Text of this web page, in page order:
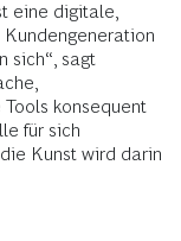
eine digitale,
sich“, sagt
konsequent
für sich
Kunst wird darin